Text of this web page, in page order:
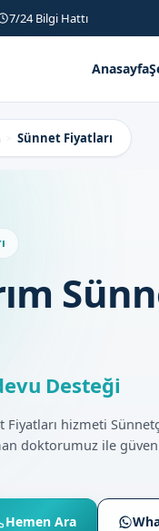
7/24 Bilgi Hattı
Anasayfa
> Sünnet Fiyatları
Desteği
Fiyatları hizmeti
doktorumuz ile
Hemen Ara